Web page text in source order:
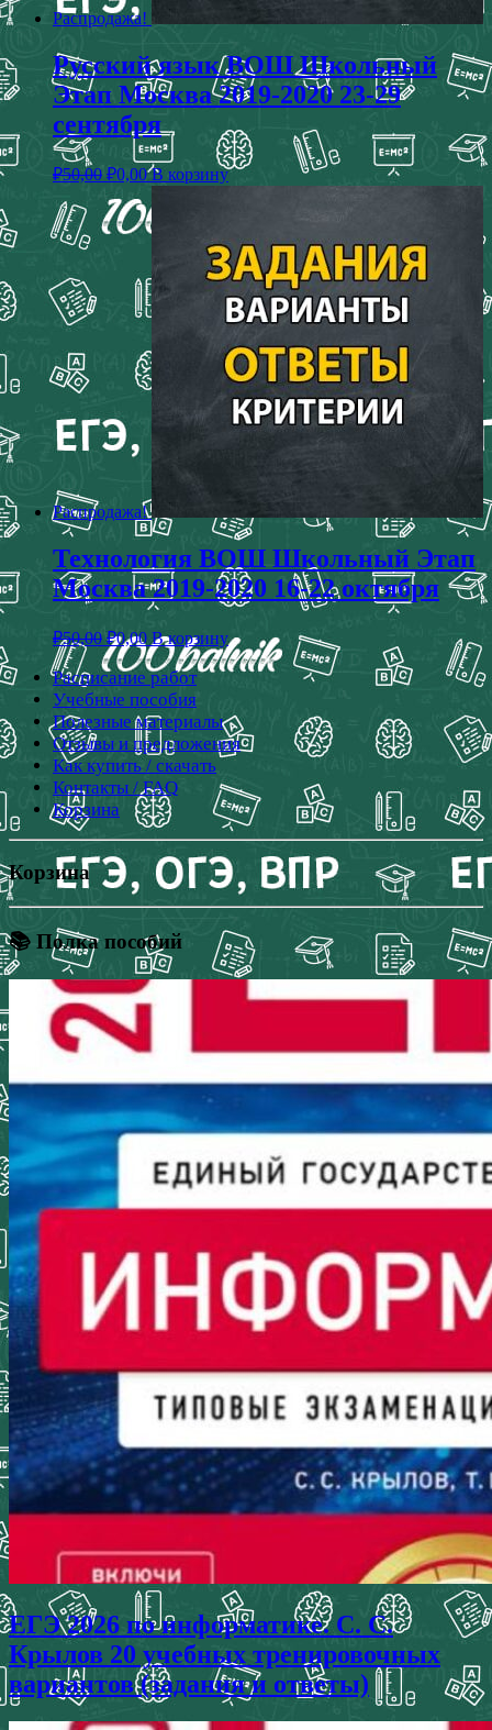
Распродажа!
Русский язык ВОШ Школьный
Этап Москва 2019-2020 23-29
сентября
₽50,00 ₽0,00 В корзину
Распродажа!
Технология ВОШ Школьный Этап
Москва 2019-2020 16-22 октября
₽50,00 ₽0,00 В корзину
Расписание работ
Учебные пособия
Полезные материалы
Отзывы и предложения
Как купить / скачать
Контакты / FAQ
Корзина
Корзина
📚 Полка пособий
ЕГЭ 2026 по информатике. С. С.
Крылов 20 учебных тренировочных
вариантов (задания и ответы)